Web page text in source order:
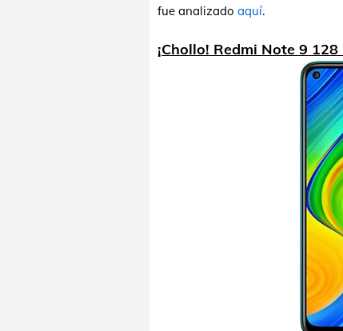
fue analizado aquí.
¡Chollo! Redmi Note 9